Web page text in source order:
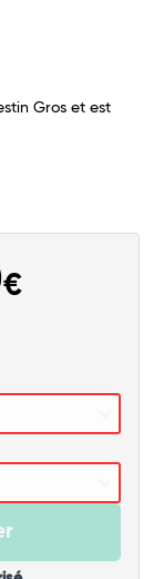
Gros et est
€